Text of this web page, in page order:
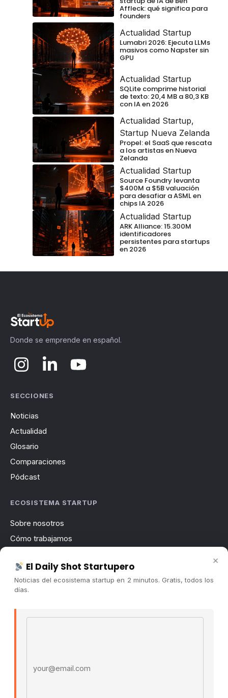
Affleck: qué significa para
founders
Actualidad Startup
Lumabri 2026: Ejecuta LLMs
masivos como Napster sin
GPU
Actualidad Startup
SQLite comprime historial
de texto: 20,4 MB a 80,3 KB
con IA en 2026
Actualidad Startup,
Startup Nueva Zelanda
Propel: el SaaS que rescata
a los artistas en Nueva
Zelanda
Actualidad Startup
Source Foundry levanta
$400M a $5B valuación
para desafiar a ASML en
chips IA 2026
Actualidad Startup
ARK Alliance: 15.300M
identificadores
persistentes para startups
en 2026
Donde se emprende en español.
SECCIONES
Noticias
Actualidad
Glosario
Comparaciones
Pódcast
ECOSISTEMA STARTUP
Sobre nosotros
Cómo trabajamos
Contacto
Publicidad
×
El Daily Shot Startupero
Noticias del ecosistema startup en 2 minutos. Gratis, todos los
días.